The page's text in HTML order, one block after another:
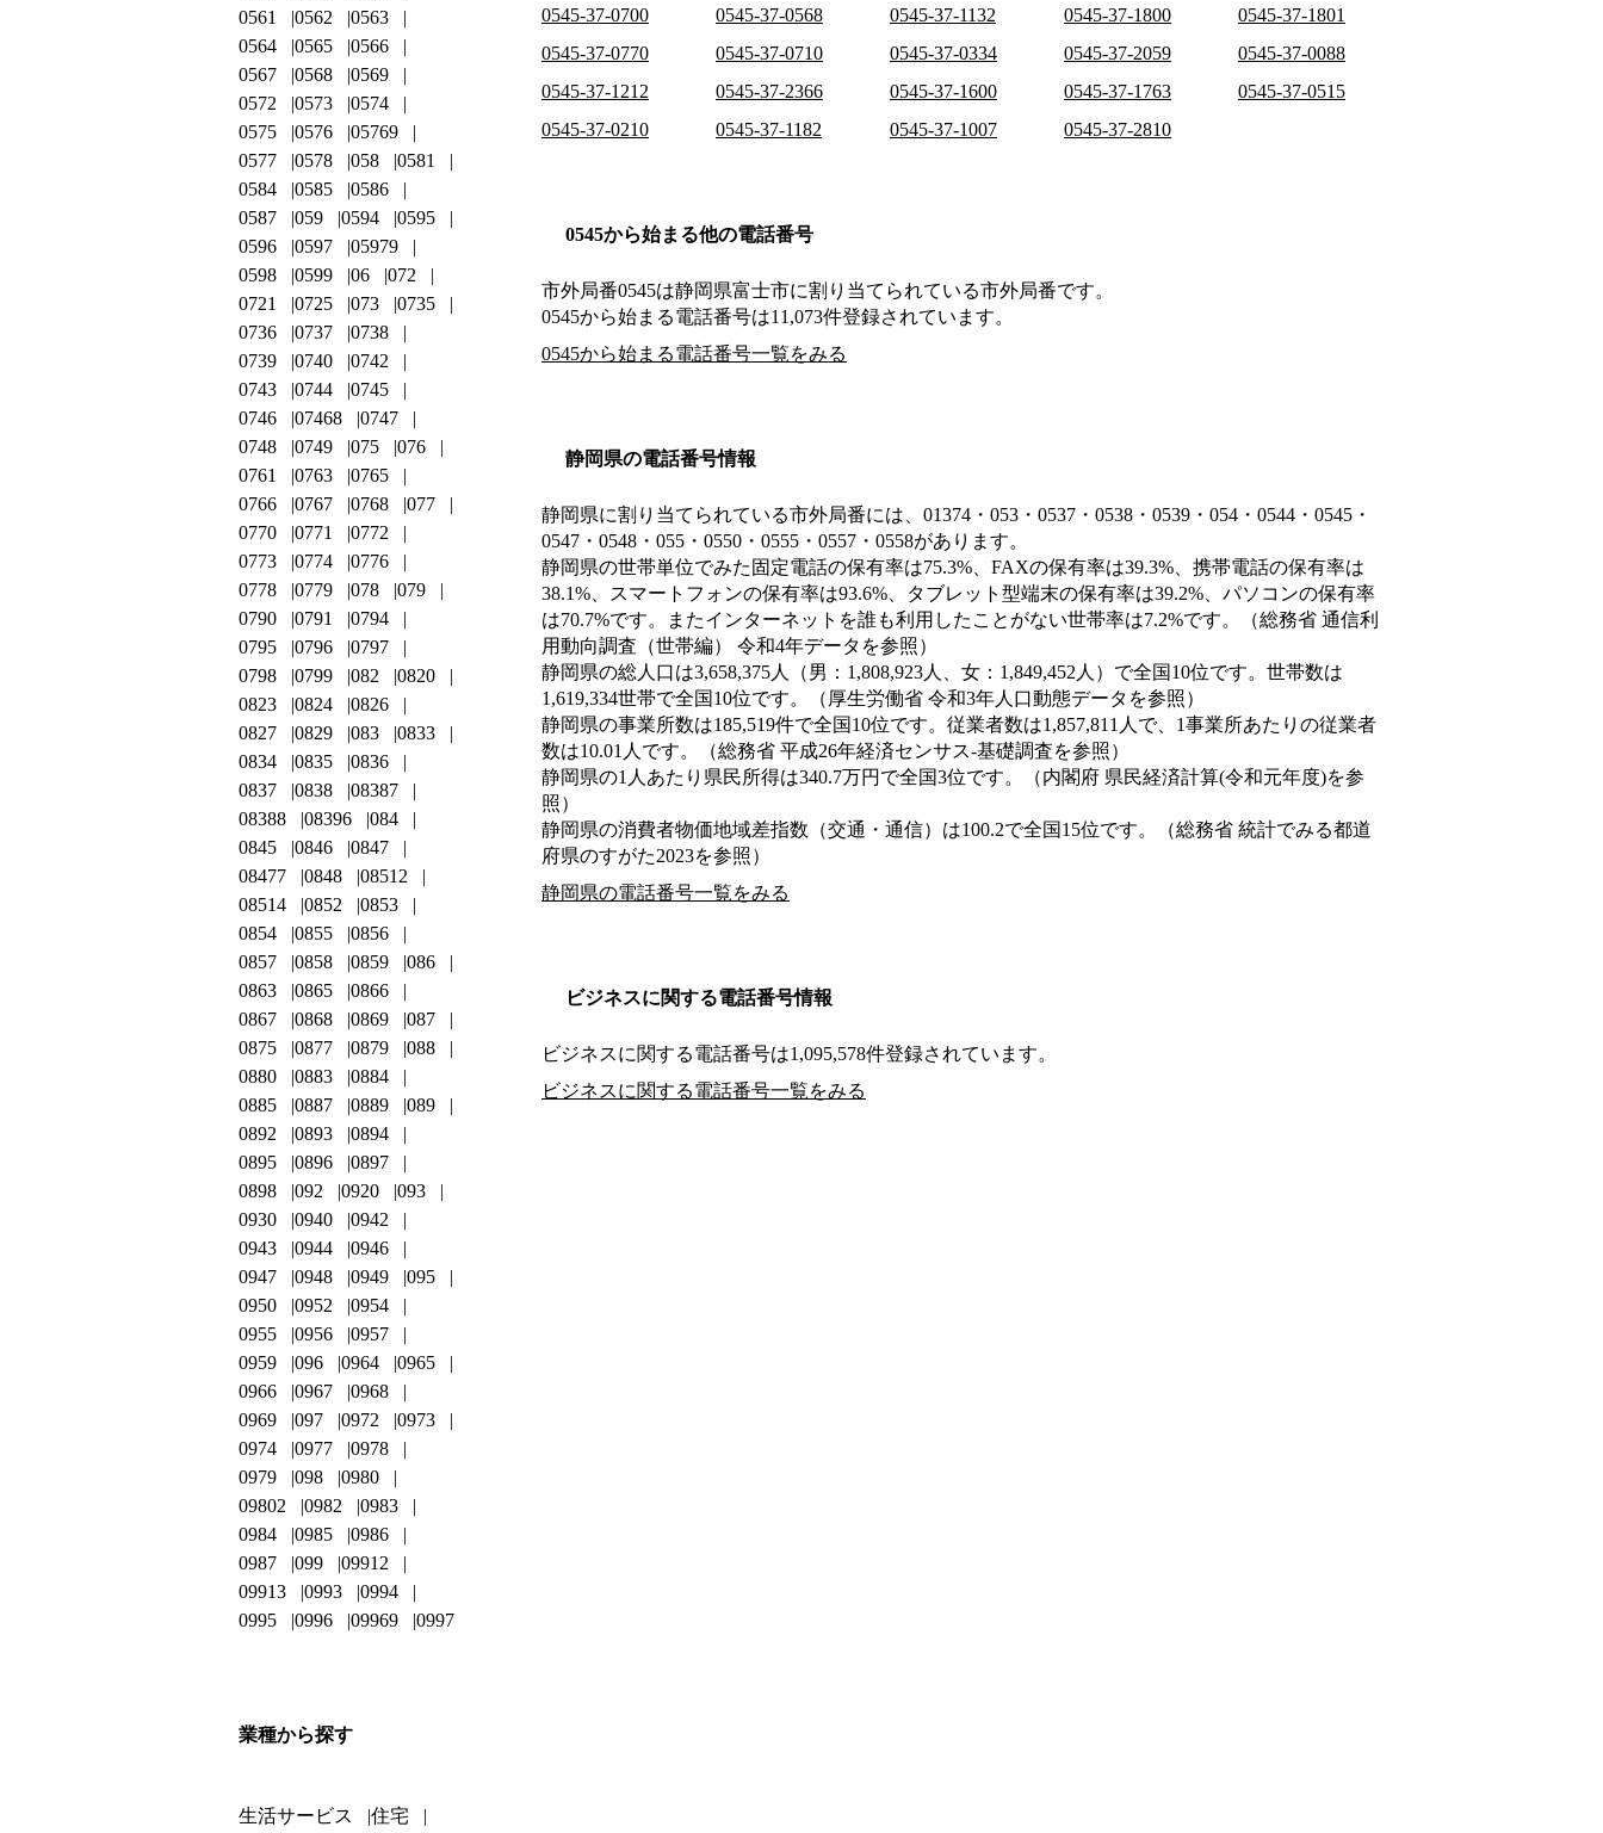
0545-37-0700
0545-37-0568 0545-37-1132 0545-37-1800
0545-37-1801
0545-37-0770
0545-37-0710 0545-37-0334 0545-37-2059
0545-37-0088
0545-37-1212
0545-37-2366 0545-37-1600 0545-37-1763
0545-37-0515
0545-37-0210
0545-37-1182 0545-37-1007 0545-37-2810
0545から始まる他の電話番号
市外局番0545は静岡県富士市に割り当てられている市外局番です。
0545から始まる電話番号は11,073件登録されています。
0545から始まる電話番号一覧をみる
静岡県の電話番号情報
静岡県に割り当てられている市外局番には、01374・053・0537・0538・0539・054・0544・0545・
0547・0548・055・0550・0555・0557・0558があります。
静岡県の世帯単位でみた固定電話の保有率は75.3%、FAXの保有率は39.3%、携帯電話の保有率は
38.1%、スマートフォンの保有率は93.6%、タブレット型端末の保有率は39.2%、パソコンの保有率
は70.7%です。またインターネットを誰も利用したことがない世帯率は7.2%です。（総務省 通信利
用動向調査（世帯編） 令和4年データを参照）
静岡県の総人口は3,658,375人（男：1,808,923人、女：1,849,452人）で全国10位です。世帯数は
1,619,334世帯で全国10位です。（厚生労働省 令和3年人口動態データを参照）
静岡県の事業所数は185,519件で全国10位です。従業者数は1,857,811人で、1事業所あたりの従業者
数は10.01人です。（総務省 平成26年経済センサス‐基礎調査を参照）
静岡県の1人あたり県民所得は340.7万円で全国3位です。（内閣府 県民経済計算(令和元年度)を参
照）
静岡県の消費者物価地域差指数（交通・通信）は100.2で全国15位です。（総務省 統計でみる都道
府県のすがた2023を参照）
静岡県の電話番号一覧をみる
ビジネスに関する電話番号情報
ビジネスに関する電話番号は1,095,578件登録されています。
ビジネスに関する電話番号一覧をみる
0561
0562
0563
0564
0565
0566
0567
0568
0569
0572
0573
0574
0575
0576
05769
0577
0578 058
0581
0584
0585
0586
0587
059 0594
0595
0596
0597
05979
0598
0599 06
072
0721
0725 073
0735
0736
0737
0738
0739
0740
0742
0743
0744
0745
0746
07468
0747
0748
0749 075
076
0761
0763
0765
0766
0767 0768
077
0770
0771
0772
0773
0774
0776
0778
0779 078
079
0790
0791
0794
0795
0796
0797
0798
0799 082
0820
0823
0824
0826
0827
0829 083
0833
0834
0835
0836
0837
0838
08387
08388
08396
084
0845
0846
0847
08477
0848
08512
08514
0852
0853
0854
0855
0856
0857
0858 0859
086
0863
0865
0866
0867
0868 0869
087
0875
0877 0879
088
0880
0883
0884
0885
0887 0889
089
0892
0893
0894
0895
0896
0897
0898
092 0920
093
0930
0940
0942
0943
0944
0946
0947
0948 0949
095
0950
0952
0954
0955
0956
0957
0959
096 0964
0965
0966
0967
0968
0969
097 0972
0973
0974
0977
0978
0979
098
0980
09802
0982
0983
0984
0985
0986
0987
099
09912
09913
0993
0994
0995
0996 09969 0997
業種から探す
生活サービス 住宅